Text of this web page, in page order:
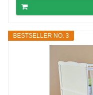
BESTSELLER NO. 3